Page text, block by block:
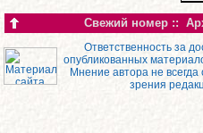
Свежий номер ::
Ответственность за
опубликованных
Мнение автора не всегда
зрения